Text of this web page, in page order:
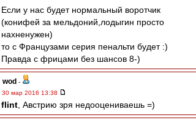
Если у нас будет нормальный воротчик
(конифей за мельдоний,лодыгин просто
нахненужен)
то с Французами серия пенальти будет :)
Правда с фрицами без шансов 8-)
wod -
30 мар 2016 13:38
flint , Австрию зря недооцениваешь =)